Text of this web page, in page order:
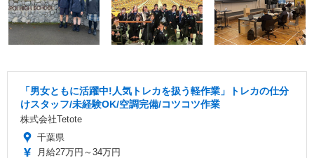
「男女ともに活躍中!人気トレカを扱う軽作業」トレカの仕分
けスタッフ/未経験OK/空調完備/コツコツ作業
株式会社Tetote
千葉県
月給27万円～34万円